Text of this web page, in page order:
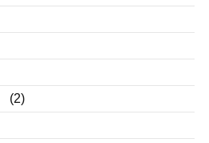
(2)